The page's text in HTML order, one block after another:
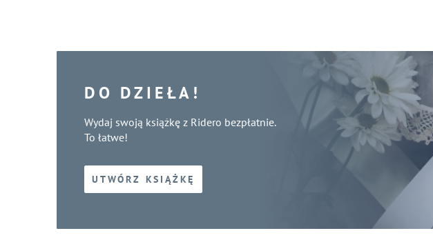
DO DZIEŁA!
Wydaj swoją książkę z Ridero bezpłatnie.
To łatwe!
UTWÓRZ KSIĄŻKĘ